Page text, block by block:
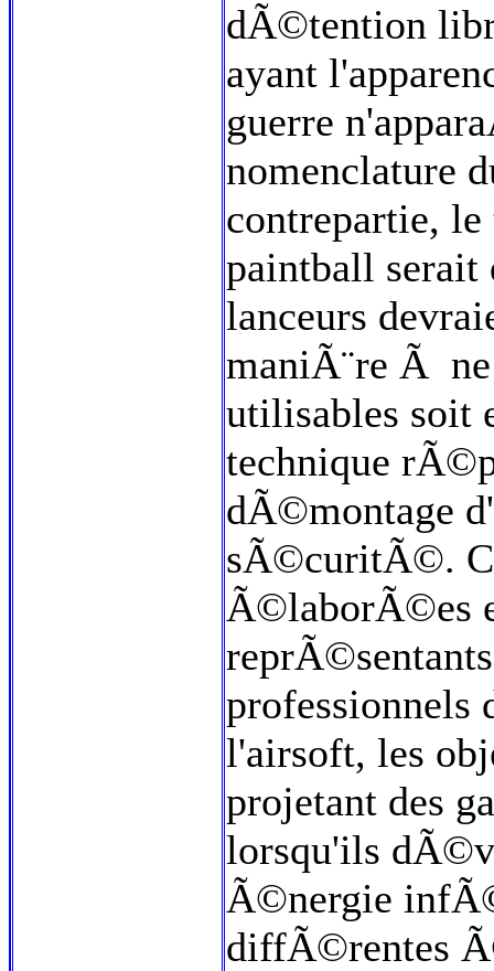
dÃ©tention
ayant
guerre
nomenclature
contrepartie, le
paintball
lanceurs
maniÃ¨re Ã
utilisables soit
technique
dÃ©montage
sÃ©curitÃ©.
Ã©laborÃ©es
professionnels
l'airsoft, les
projetant des
lorsqu'ils
Ã©nergie
diffÃ©rentes